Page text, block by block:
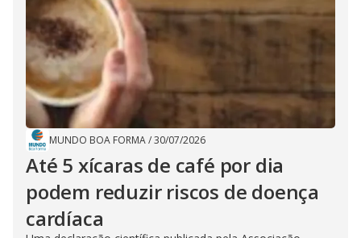
MUNDO BOA FORMA/30/07/2026
Até 5 xícaras de café por dia
podem reduzir riscos de doença
cardíaca